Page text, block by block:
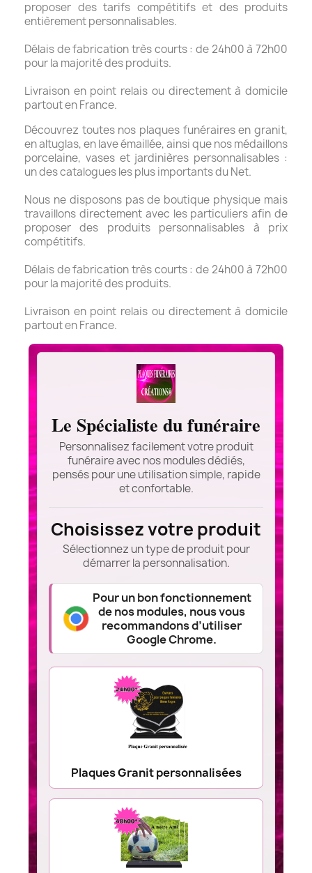
proposer des tarifs compétitifs et des produits
entièrement personnalisables.
Délais de fabrication très courts : de 24h00 à 72h00
pour la majorité des produits.
Livraison en point relais ou directement à domicile
partout en France.
Découvrez toutes nos plaques funéraires en granit,
en altuglas, en lave émaillée, ainsi que nos médaillons
porcelaine, vases et jardinières personnalisables :
un des catalogues les plus importants du Net.
Nous ne disposons pas de boutique physique mais
travaillons directement avec les particuliers afin de
proposer des produits personnalisables à prix
compétitifs.
Délais de fabrication très courts : de 24h00 à 72h00
pour la majorité des produits.
Livraison en point relais ou directement à domicile
partout en France.
Le Spécialiste du funéraire
Personnalisez facilement votre produit
funéraire avec nos modules dédiés,
pensés pour une utilisation simple, rapide
et confortable.
Choisissez votre produit
Sélectionnez un type de produit pour
démarrer la personnalisation.
Pour un bon fonctionnement
de nos modules, nous vous
recommandons d’utiliser
Google Chrome.
Plaques Granit personnalisées